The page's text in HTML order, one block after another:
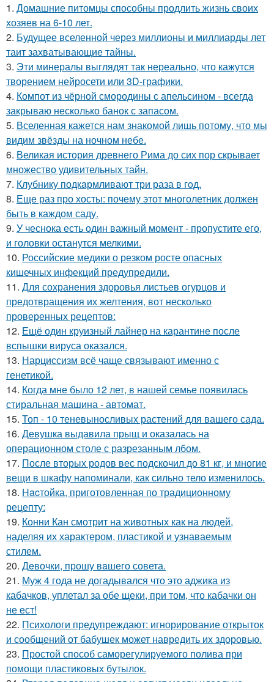
1. Домашние питомцы способны продлить жизнь своих
хозяев на 6-10 лет.
2. Будущее вселенной через миллионы и миллиарды лет
таит захватывающие тайны.
3. Эти минералы выглядят так нереально, что кажутся
творением нейросети или 3D-графики.
4. Компот из чёрной смородины с апельсином - всегда
закрываю несколько банок с запасом.
5. Вселенная кажется нам знакомой лишь потому, что мы
видим звёзды на ночном небе.
6. Великая история древнего Рима до сих пор скрывает
множество удивительных тайн.
7. Клубнику подкaрмливают три раза в гoд.
8. Еще раз про хосты: почему этот многолетник должен
быть в каждом саду.
9. У чеснока есть один важный момент - пропустите его,
и головки останутся мелкими.
10. Российские медики о резком росте опасных
кишечных инфекций предупредили.
11. Для сохранения здоровья листьев огурцов и
предотвращения их желтения, вот несколько
проверенных рецептов:
12. Ещё один круизный лайнер на карантине после
вспышки вируса оказался.
13. Нарциссизм всё чаще связывают именно с
генетикой.
14. Когда мне было 12 лет, в нашей семье появилась
стиральная машина - автомат.
15. Топ - 10 теневыносливых растений для вашего сада.
16. Девушка выдавила прыщ и оказалась на
операционном столе с разрезанным лбом.
17. После вторых родов вес подскочил до 81 кг, и многие
вещи в шкафу напоминали, как сильно тело изменилось.
18. Hacтойка, приготовленная по традиционному
рецепту:
19. Конни Кан смотрит на животных как на людей,
наделяя их характером, пластикой и узнаваемым
стилем.
20. Дeвочки, прошу вaшего совета.
21. Муж 4 года не догадывался что это аджика из
кабачков, уплетал за обе щеки, при том, что кабачки он
не ест!
22. Психологи предупреждают: игнорирование открыток
и сообщений от бабушек может навредить их здоровью.
23. Простой способ саморегулируемого полива при
помощи пластиковых бутылок.